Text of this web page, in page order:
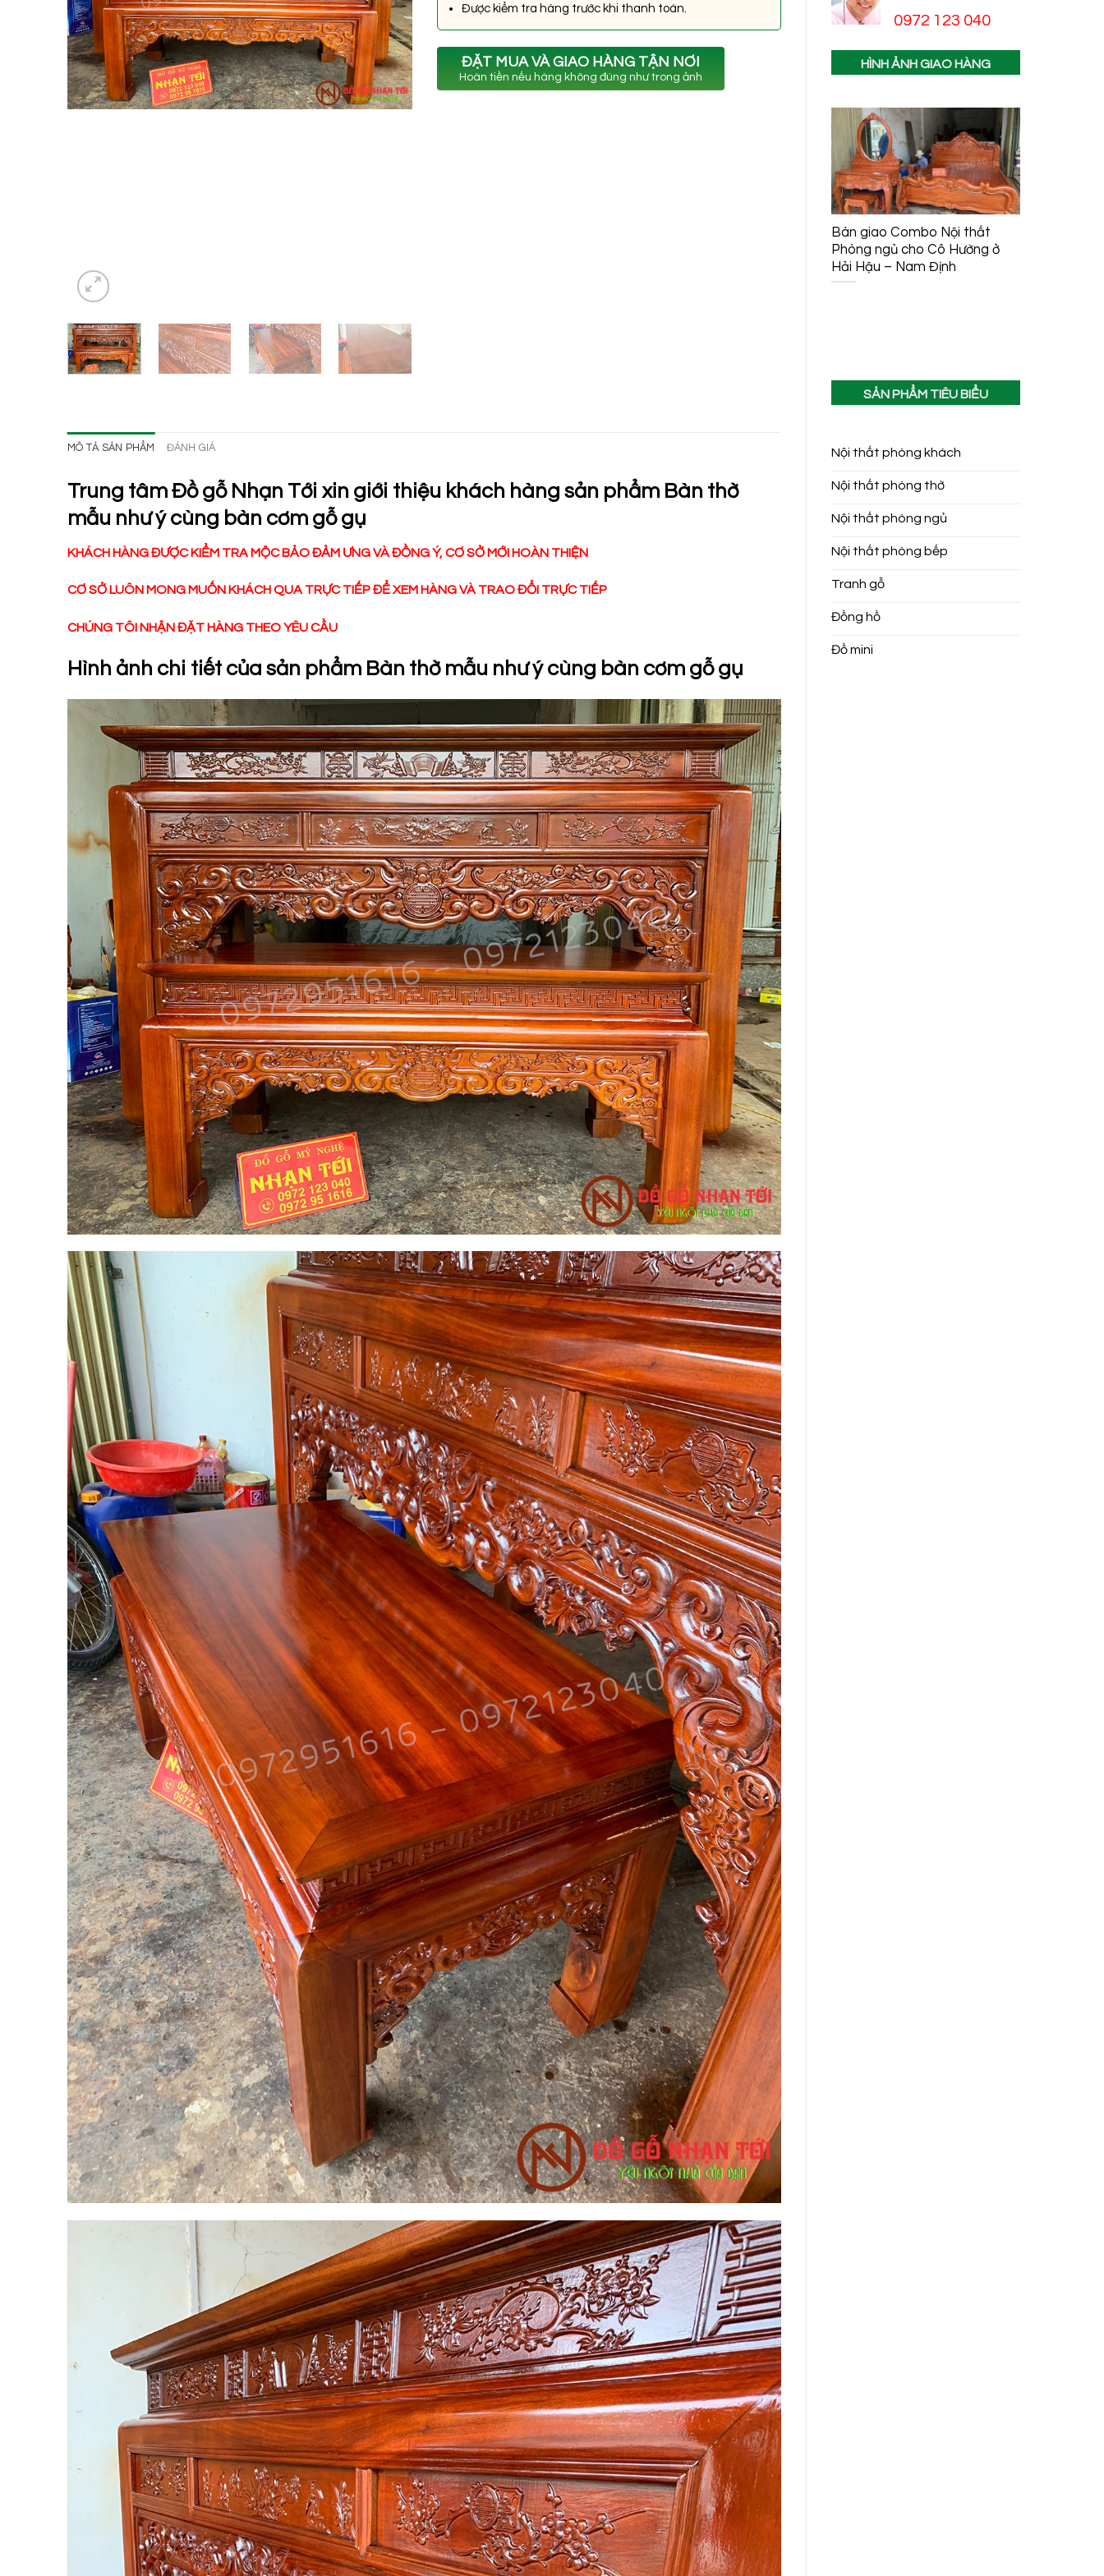
0972 123 040
HÌNH ẢNH GIAO HÀNG
Bàn giao Combo Nội thất
Phòng ngủ cho Cô Hường ở
Hải Hậu – Nam Định
SẢN PHẨM TIÊU BIỂU
Nội thất phòng khách
Nội thất phòng thờ
Nội thất phòng ngủ
Nội thất phòng bếp
Tranh gỗ
Đồng hồ
Đồ mini
Được kiểm tra hàng trước khi thanh toán.
ĐẶT MUA VÀ GIAO HÀNG TẬN NƠI
Hoàn tiền nếu hàng không đúng như trong ảnh
MÔ TẢ SẢN PHẨM ĐÁNH GIÁ
Trung tâm Đồ gỗ Nhạn Tới xin giới thiệu khách hàng sản phẩm Bàn thờ
mẫu như ý cùng bàn cơm gỗ gụ
KHÁCH HÀNG ĐƯỢC KIỂM TRA MỘC BẢO ĐẢM ƯNG VÀ ĐỒNG Ý, CƠ SỞ MỚI HOÀN THIỆN
CƠ SỞ LUÔN MONG MUỐN KHÁCH QUA TRỰC TIẾP ĐỂ XEM HÀNG VÀ TRAO ĐỔI TRỰC TIẾP
CHÚNG TÔI NHẬN ĐẶT HÀNG THEO YÊU CẦU
Hình ảnh chi tiết của sản phẩm Bàn thờ mẫu như ý cùng bàn cơm gỗ gụ